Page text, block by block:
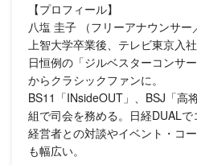
【プロフィール】
八塩 圭子 （フリーアナウンサー
上智大学卒業後、テレビ東京入
日恒例の「ジルベスターコンサ
からクラシックファンに。
BS11「INsideOUT」、BSJ「高
組で司会を務める。日経DUAL
経営者との対談やイベント・コ
も幅広い。